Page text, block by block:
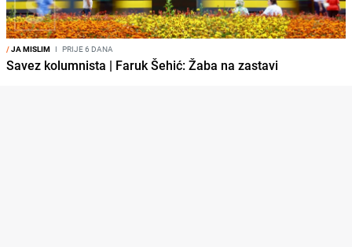
/JA MISLIM I PRIJE 6 DANA
Savez kolumnista | Faruk Šehić: Žaba na zastavi